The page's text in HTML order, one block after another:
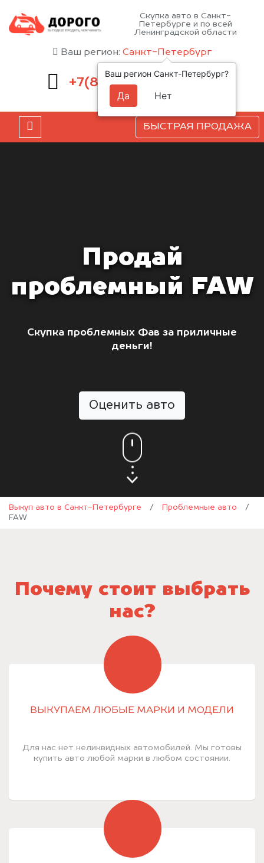
Скупка авто в Санкт-
Петербурге и по всей
Ленинградской области
Ваш регион: Санкт-Петербург
+7(812)660-51-43
БЫСТРАЯ ПРОДАЖА
Продай
проблемный FAW
Скупка проблемных Фав за приличные
деньги!
Оценить авто
Выкуп авто в Санкт-Петербурге / Проблемные авто
/
FAW
Почему стоит выбрать
нас?
ВЫКУПАЕМ ЛЮБЫЕ МАРКИ И МОДЕЛИ
Для нас нет неликвидных автомобилей. Мы готовы
купить авто любой марки в любом состоянии.
Ваш регион Санкт-Петербург?
Да Нет